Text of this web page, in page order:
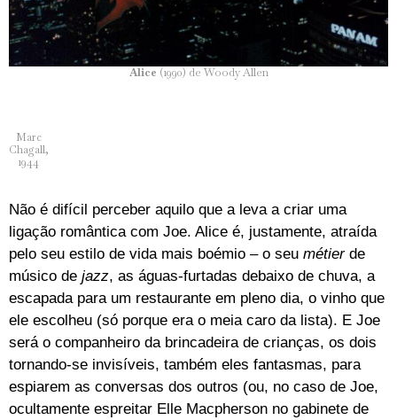
Alice (1990) de Woody Allen
Marc
Chagall,
1944
Não é difícil perceber aquilo que a leva a criar uma
ligação romântica com Joe. Alice é, justamente, atraída
pelo seu estilo de vida mais boémio – o seu métierde
músico de jazz, as águas-furtadas debaixo de chuva, a
escapada para um restaurante em pleno dia, o vinho que
ele escolheu (só porque era o meia caro da lista). E Joe
será o companheiro da brincadeira de crianças, os dois
tornando-se invisíveis, também eles fantasmas, para
espiarem as conversas dos outros (ou, no caso de Joe,
ocultamente espreitar Elle Macpherson no gabinete de